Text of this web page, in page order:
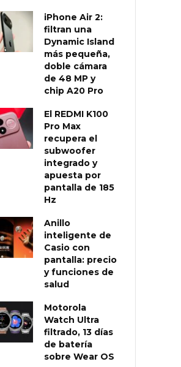
iPhone Air 2:
filtran una
Dynamic Island
más pequeña,
doble cámara
de 48 MP y
chip A20 Pro
El REDMI K100
Pro Max
recupera el
subwoofer
integrado y
apuesta por
pantalla de 185
Hz
Anillo
inteligente de
Casio con
pantalla: precio
y funciones de
salud
Motorola
Watch Ultra
filtrado, 13 días
de batería
sobre Wear OS